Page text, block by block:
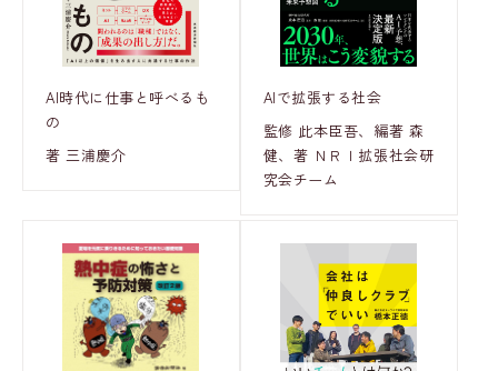
AI時代に仕事と呼べるも
の
著 三浦慶介
AIで拡張する社会
監修 此本臣吾、編著 森
健、著 ＮＲＩ拡張社会研
究会チーム